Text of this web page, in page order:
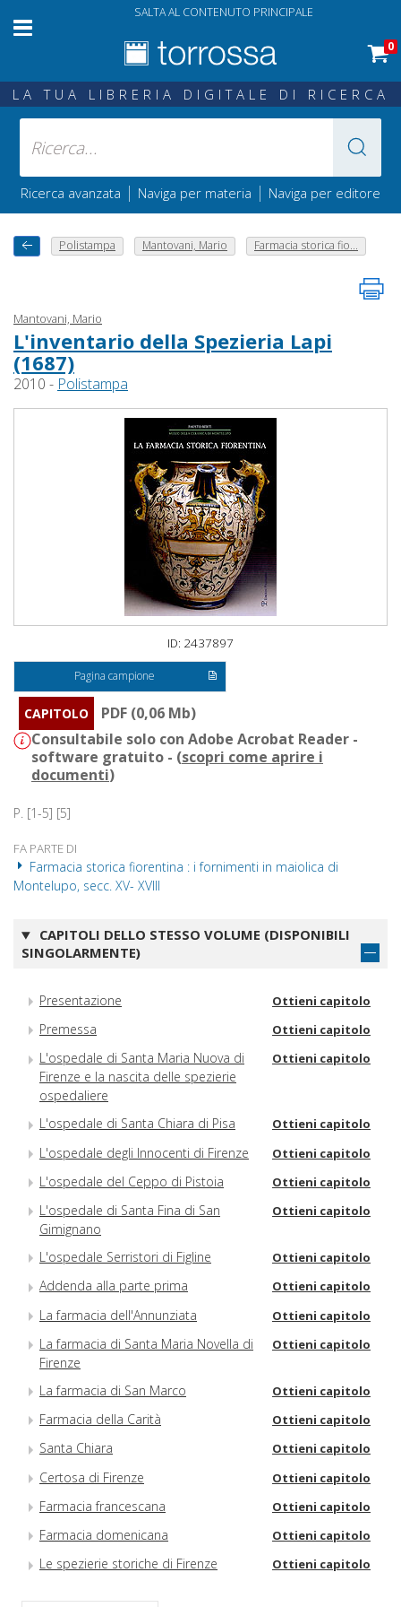
SALTA AL CONTENUTO PRINCIPALE
0
LA TUA LIBRERIA DIGITALE DI RICERCA
Ricerca avanzata | Naviga per materia | Naviga per editore
Polistampa Mantovani, Mario Farmacia storica fio...
Mantovani, Mario
L'inventario della Spezieria Lapi
(1687)
2010 - Polistampa
ID: 2437897
Pagina campione
CAPITOLO
PDF (0,06 Mb)
Consultabile solo con Adobe Acrobat Reader -
software gratuito - (scopri come aprire i
documenti)
P. [1-5] [5]
FA PARTE DI
Farmacia storica fiorentina : i fornimenti in maiolica di
Montelupo, secc. XV- XVIII
CAPITOLI DELLO STESSO VOLUME (DISPONIBILI
SINGOLARMENTE)
Presentazione Ottieni capitolo
Premessa Ottieni capitolo
L'ospedale di Santa Maria Nuova di
Firenze e la nascita delle spezierie
ospedaliere
Ottieni capitolo
L'ospedale di Santa Chiara di Pisa Ottieni capitolo
L'ospedale degli Innocenti di Firenze Ottieni capitolo
L'ospedale del Ceppo di Pistoia Ottieni capitolo
L'ospedale di Santa Fina di San
Gimignano
Ottieni capitolo
L'ospedale Serristori di Figline Ottieni capitolo
Addenda alla parte prima Ottieni capitolo
La farmacia dell'Annunziata Ottieni capitolo
La farmacia di Santa Maria Novella di
Firenze
Ottieni capitolo
La farmacia di San Marco Ottieni capitolo
Farmacia della Carità Ottieni capitolo
Santa Chiara Ottieni capitolo
Certosa di Firenze Ottieni capitolo
Farmacia francescana Ottieni capitolo
Farmacia domenicana Ottieni capitolo
Le spezierie storiche di Firenze Ottieni capitolo